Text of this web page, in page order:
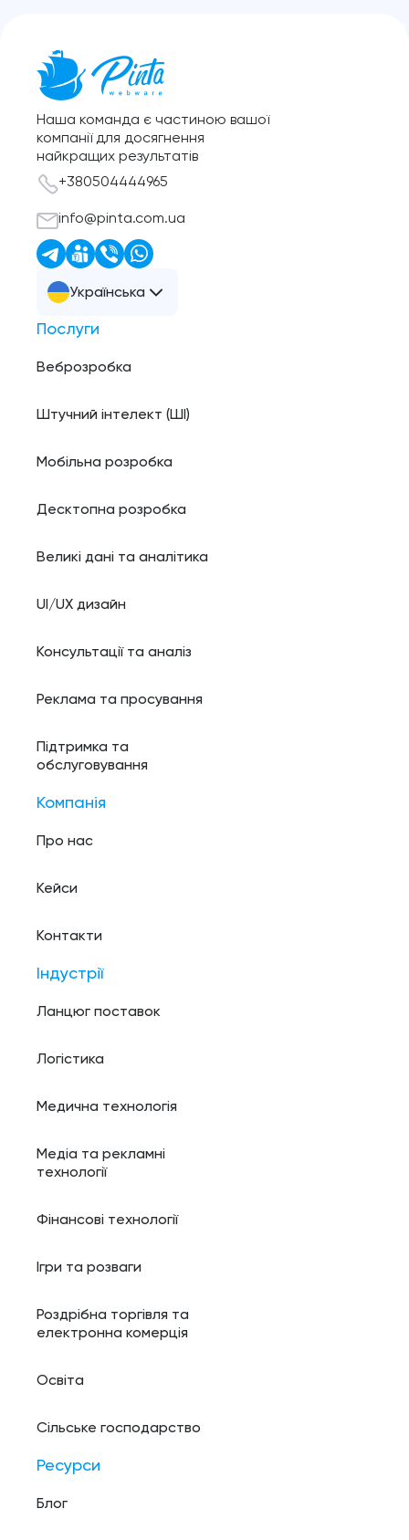
Наша команда є частиною вашої
компанії для досягнення
найкращих результатів
+380504444965
info@pinta.com.ua
Українська
Послуги
Веброзробка
Штучний інтелект (ШI)
Мобільна розробка
Десктопна розробка
Великі дані та аналітика
UI/UX дизайн
Консультації та аналіз
Реклама та просування
Підтримка та
обслуговування
Компанія
Про нас
Кейси
Контакти
Індустрії
Ланцюг поставок
Логістика
Медична технологія
Медіа та рекламні
технології
Фінансові технології
Ігри та розваги
Роздрібна торгівля та
електронна комерція
Освіта
Сільське господарство
Ресурси
Блог